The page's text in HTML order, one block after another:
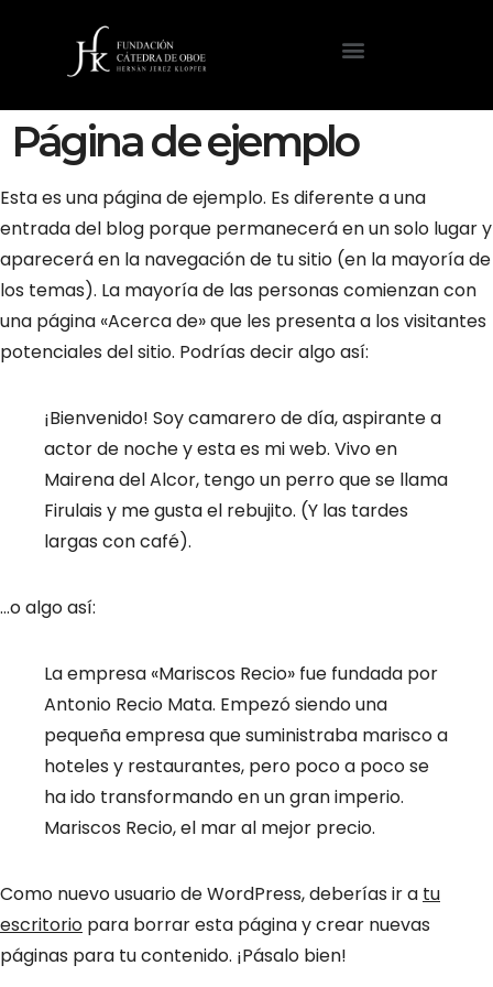
Página de ejemplo
Esta es una página de ejemplo. Es diferente a una
entrada del blog porque permanecerá en un solo lugar y
aparecerá en la navegación de tu sitio (en la mayoría de
los temas). La mayoría de las personas comienzan con
una página «Acerca de» que les presenta a los visitantes
potenciales del sitio. Podrías decir algo así:
¡Bienvenido! Soy camarero de día, aspirante a
actor de noche y esta es mi web. Vivo en
Mairena del Alcor, tengo un perro que se llama
Firulais y me gusta el rebujito. (Y las tardes
largas con café).
…o algo así:
La empresa «Mariscos Recio» fue fundada por
Antonio Recio Mata. Empezó siendo una
pequeña empresa que suministraba marisco a
hoteles y restaurantes, pero poco a poco se
ha ido transformando en un gran imperio.
Mariscos Recio, el mar al mejor precio.
Como nuevo usuario de WordPress, deberías ir a tu
escritorio para borrar esta página y crear nuevas
páginas para tu contenido. ¡Pásalo bien!